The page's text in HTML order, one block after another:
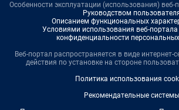
Особенности эксплуатации (использования) веб-
Руководством
Описанием функциональных
Условиями использования веб-портала
конфиденциальности
Веб-портал распространяется в виде интернет-
действия по установке на стороне
Политика использования
Рекомендательные системы